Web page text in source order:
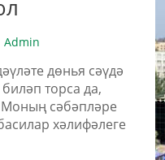
Admin
дөнья сәүдә
торса да,
Моның сәбәпләре
хәлифәлеге